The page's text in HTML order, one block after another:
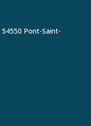
54550 Pont-Saint-